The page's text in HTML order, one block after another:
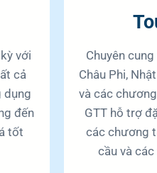
với
cả
dụng
đến
tốt
Chuyên
Châu Phi,
và các
GTT hỗ trợ
các chương
cầu và